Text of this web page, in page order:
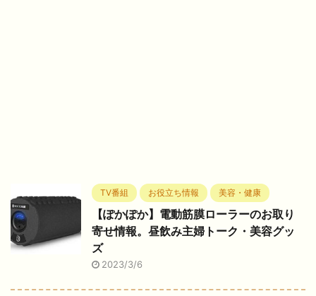
TV番組 お役立ち情報 美容・健康
【ぽかぽか】電動筋膜ローラーのお取り
寄せ情報。昼飲み主婦トーク・美容グッ
ズ
2023/3/6